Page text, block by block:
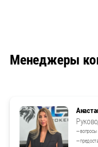
Менеджеры
— вопросы
—